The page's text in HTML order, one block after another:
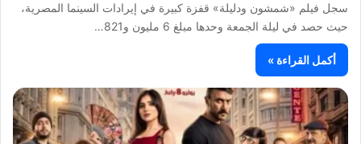
سجل فيلم «شمشون ودليلة» قفزة كبيرة في إيرادات السينما المصرية،
حيث حصد في ليلة الجمعة وحدها مبلغ 6 مليون و821…
أكمل القراءة »